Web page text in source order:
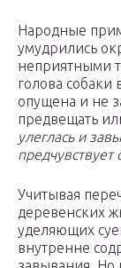
Народные
умудрились
неприятными
голова собаки
опущена и не
предвещать
улеглась и
Учитывая
деревенских
уделяющих
внутренне